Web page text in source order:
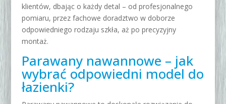
klientów, dbając o każdy detal – od profesjonalnego
pomiaru, przez fachowe doradztwo w doborze
odpowiedniego rodzaju szkła, aż po precyzyjny
montaż.
Parawany nawannowe – jak
wybrać odpowiedni model do
łazienki?